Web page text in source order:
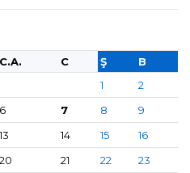
C.A. C Ş
B
1
2
6 7 8
9
13 14 15
16
20 21 22
23